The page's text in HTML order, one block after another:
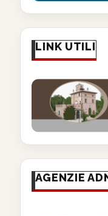
LINK UTILI
AGENZIE